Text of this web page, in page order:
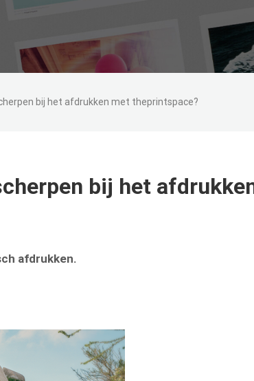
bij het afdrukken met theprintspace?
bij het
afdrukken.